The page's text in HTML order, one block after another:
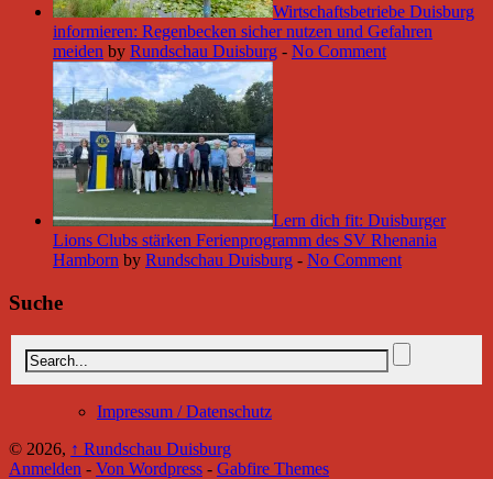
Wirtschaftsbetriebe Duisburg
informieren: Regenbecken sicher nutzen und Gefahren
meiden by Rundschau Duisburg - No Comment
Lern dich fit: Duisburger
Lions Clubs stärken Ferienprogramm des SV Rhenania
Hamborn by Rundschau Duisburg - No Comment
Suche
Impressum / Datenschutz
© 2026, ↑ Rundschau Duisburg
Anmelden - Von Wordpress - Gabfire Themes